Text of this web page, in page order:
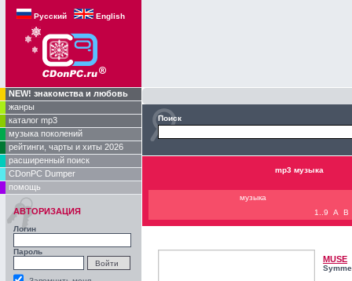
Русский English
NEW! знакомства и любовь
жанры
каталог mp3
музыка поколений
рейтинги, чарты и хиты 2026
расширенный поиск
CDonPC Dumper
помощь
АВТОРИЗАЦИЯ
Логин
Пароль
Поиск
mp3 музыка
музыка
1..9
A B
MUSE